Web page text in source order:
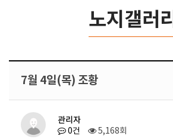
노지갤러리
7월 4일(목) 조황
관리자
0건 5,168회